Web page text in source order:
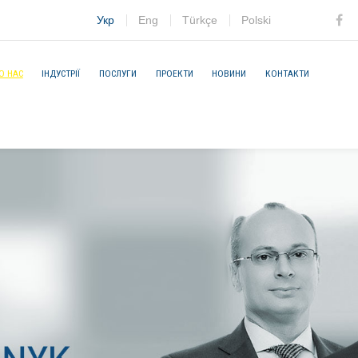
Укр Eng Türkçe Polski
НАС ІНДУСТРІЇ ПОСЛУГИ ПРОЕКТИ НОВИНИ КОНТАКТИ